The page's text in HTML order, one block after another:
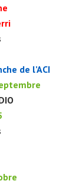
de l’ACI